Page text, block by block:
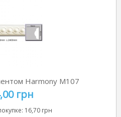
Harmony M107
грн
16,70 грн